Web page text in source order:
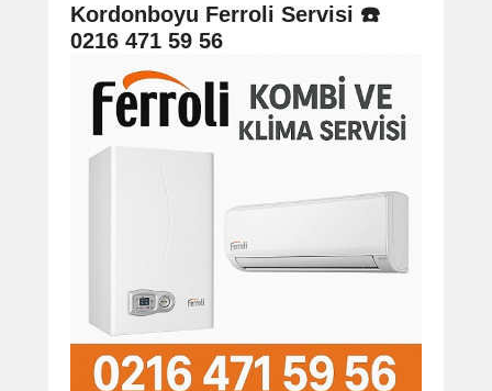
navigation
Kordonboyu Ferroli Servisi ☎️
0216 471 59 56